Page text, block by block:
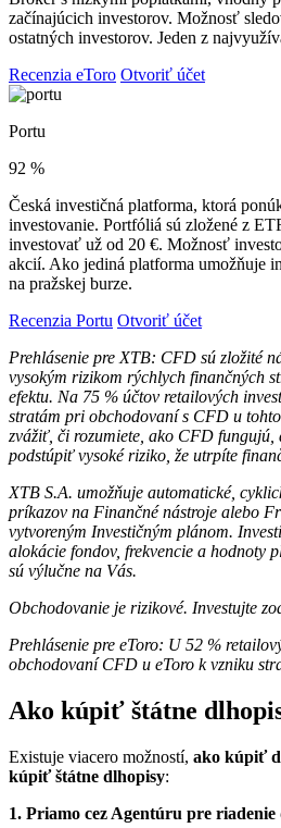
začínajúcich investorov. Možnosť
ostatných investorov. Jeden z
Recenzia eToro Otvoriť účet
Portu
92 %
Česká investičná platforma, ktorá
investovanie. Portfóliá sú zložené z
investovať už od 20 €. Možnosť
akcií. Ako jediná platforma umožňuje
na pražskej burze.
Recenzia Portu Otvoriť účet
Prehlásenie pre XTB: CFD sú zložité
vysokým rizikom rýchlych finančných
efektu. Na 75 % účtov retailových
stratám pri obchodovaní s CFD u
zvážiť, či rozumiete, ako CFD fungujú,
podstúpiť vysoké riziko, že utrpíte
XTB S.A. umožňuje automatické,
príkazov na Finančné nástroje alebo
vytvoreným Investičným plánom.
alokácie fondov, frekvencie a hodnoty
sú výlučne na Vás.
Obchodovanie je rizikové. Investujte
Prehlásenie pre eToro: U 52 %
obchodovaní CFD u eToro k vzniku
Ako kúpiť štátne
Existuje viacero možností, ako kúpiť
kúpiť štátne dlhopisy:
1. Priamo cez Agentúru pre